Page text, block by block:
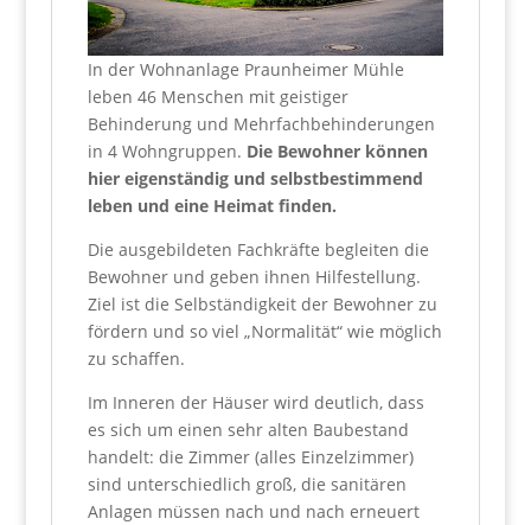
In der Wohnanlage Praunheimer Mühle
leben 46 Menschen mit geistiger
Behinderung und Mehrfachbehinderungen
in 4 Wohngruppen. Die Bewohner können
hier eigenständig und selbstbestimmend
leben und eine Heimat finden.
Die ausgebildeten Fachkräfte begleiten die
Bewohner und geben ihnen Hilfestellung.
Ziel ist die Selbständigkeit der Bewohner zu
fördern und so viel „Normalität“ wie möglich
zu schaffen.
Im Inneren der Häuser wird deutlich, dass
es sich um einen sehr alten Baubestand
handelt: die Zimmer (alles Einzelzimmer)
sind unterschiedlich groß, die sanitären
Anlagen müssen nach und nach erneuert